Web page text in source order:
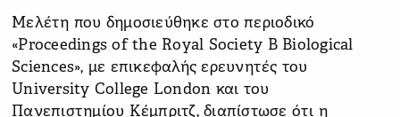
Μελέτη που δημοσιεύθηκε στο περιοδικό
«Proceedings of the Royal Society B Biological
Sciences», με επικεφαλής ερευνητές του
University College London και του
Πανεπιστημίου Κέμπριτζ, διαπίστωσε ότι η